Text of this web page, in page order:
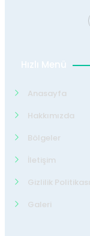
Hızlı Menü
Anasayfa
Hakkımızda
Bölgeler
İletişim
Gizlilik Politikası
Galeri